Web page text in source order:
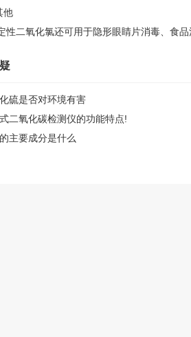
他
性二氧化氯还可用于隐形眼睛片消毒、食
硫是否对环境有害
二氧化碳检测仪的功能特点!
主要成分是什么